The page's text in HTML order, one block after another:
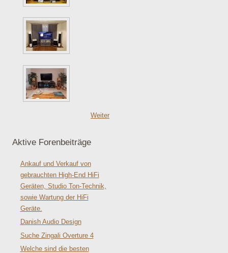
Weiter
Aktive Forenbeiträge
Ankauf und Verkauf von
gebrauchten High-End HiFi
Geräten, Studio Ton-Technik,
sowie Wartung der HiFi
Geräte.
Danish Audio Design
Suche Zingali Overture 4
Welche sind die besten